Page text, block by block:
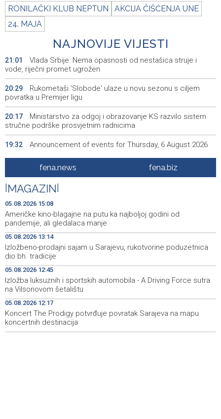
RONILAČKI KLUB NEPTUN
AKCIJA ČIŠĆENJA UNE
24. MAJA
NAJNOVIJE VIJESTI
21:01
Vlada Srbije: Nema opasnosti od nestašica struje i
vode, riječni promet ugrožen
20:29
Rukometaši 'Slobode' ulaze u novu sezonu s ciljem
povratka u Premijer ligu
20:17
Ministarstvo za odgoj i obrazovanje KS razvilo sistem
stručne podrške prosvjetnim radnicima
19:32 Announcement of events for Thursday, 6 August 2026
Rise in electric scooter injuries among children; Biloš:
Head and facial injuries most common
19:25
Ministarstvo saobraćaja KS: Uskoro javna nabavka za
obnovu mosta u ulici Ive Andrića
19:15
Pomozi.ba pomaže Gazi - Od početka 2026. podijeljeno
40.000 toplih obroka, u augustu nove aktivnosti
19:12
Conference on representation of constituent peoples
and Others in BiH institutions on August 7
19:12
'Šetnica kulture' nastavljena modnom revijom i
predstavljanjem kozmetike
19:05
Prosecutor's Office indicts former Court of BiH
employee for alleged embezzlement
fena.news fena.biz
MAGAZIN
05.08.2026 15:08
Američke kino-blagajne na putu ka najboljoj godini od
pandemije, ali gledalaca manje
05.08.2026 13:14
Izložbeno-prodajni sajam u Sarajevu, rukotvorine poduzetnica
dio bh. tradicije
05.08.2026 12:45
Izložba luksuznih i sportskih automobila - A Driving Force sutra
na Vilsonovom šetalištu
05.08.2026 12:17
Koncert The Prodigy potvrđuje povratak Sarajeva na mapu
koncertnih destinacija